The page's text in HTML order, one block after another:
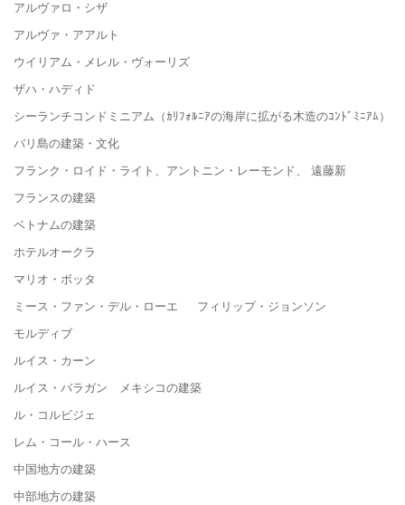
アルヴァロ・シザ
アルヴァ・アアルト
ウイリアム・メレル・ヴォーリズ
ザハ・ハディド
シーランチコンドミニアム（ｶﾘﾌｫﾙﾆｱの海岸に拡がる木造のｺﾝﾄﾞﾐﾆｱﾑ）
バリ島の建築・文化
フランク・ロイド・ライト、アントニン・レーモンド、 遠藤新
フランスの建築
ベトナムの建築
ホテルオークラ
マリオ・ボッタ
ミース・ファン・デル・ローエ フィリップ・ジョンソン
モルディブ
ルイス・カーン
ルイス・バラガン メキシコの建築
ル・コルビジェ
レム・コール・ハース
中国地方の建築
中部地方の建築